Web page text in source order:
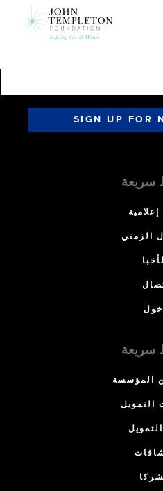
SIGN UP FOR
سريعة
إعلامية
الزمني
سريعة
المؤسسة
التمويل